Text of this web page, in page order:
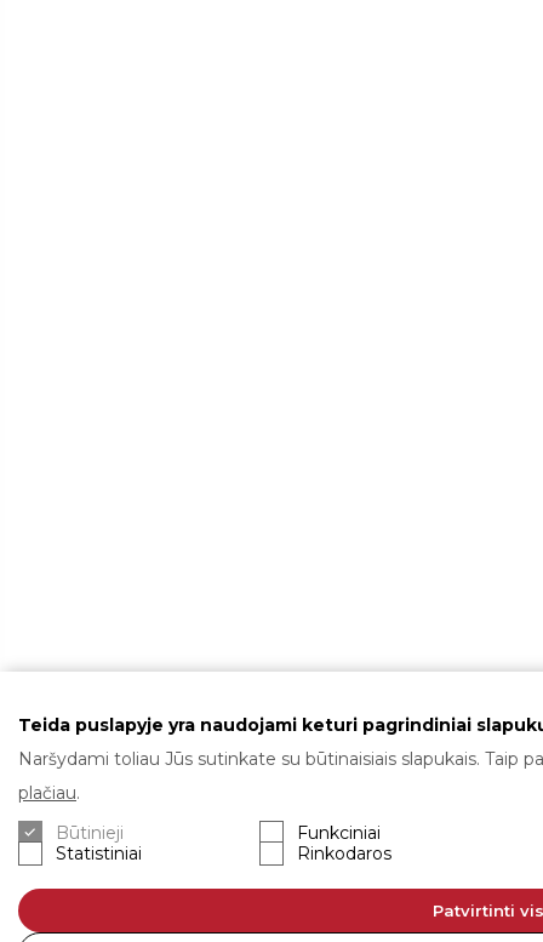
Teida puslapyje yra naudojami keturi pagrindiniai
Naršydami toliau Jūs sutinkate su būtinaisiais slapukais. Taip
plačiau.
Būtinieji
Funkciniai
Statistiniai
Rinkodaros
Patvirtinti